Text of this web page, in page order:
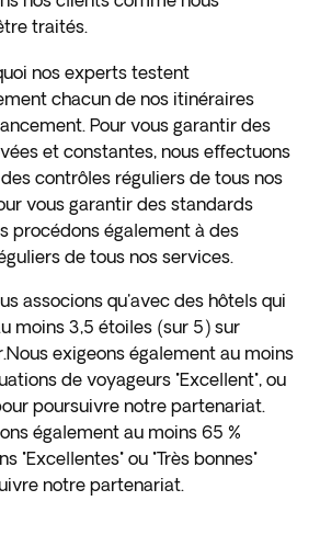
traités.
nos experts testent
chacun de nos itinéraires
Pour vous garantir des
et constantes, nous effectuons
contrôles réguliers de tous nos
vous garantir des standards
procédons également à des
de tous nos services.
associons qu'avec des hôtels qui
moins 3,5 étoiles (sur 5) sur
exigeons également au moins
de voyageurs "Excellent", ou
poursuivre notre partenariat.
également au moins 65 %
"Excellentes" ou "Très bonnes"
notre partenariat.